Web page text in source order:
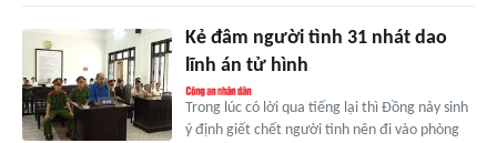
Kẻ đâm người tình 31 nhát dao
lĩnh án tử hình
Trong lúc có lời qua tiếng lại thì Đồng nảy sinh
ý định giết chết người tình nên đi vào phòng